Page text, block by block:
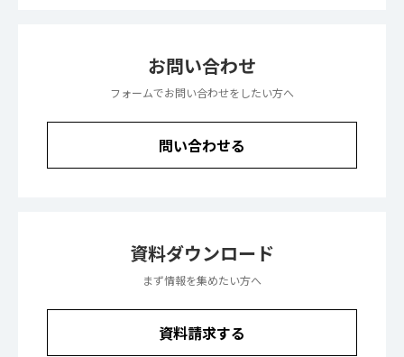
お問い合わせ
フォームでお問い合わせをしたい方へ
問い合わせる
資料ダウンロード
まず情報を集めたい方へ
資料請求する